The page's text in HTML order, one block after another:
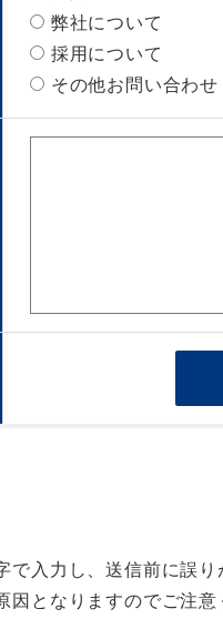
弊社について
採用について
その他お問い合わせ
で入力し、送信前に誤り
となりますのでご注意